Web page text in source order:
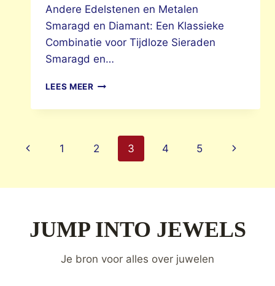
Andere Edelstenen en Metalen
Smaragd en Diamant: Een Klassieke
Combinatie voor Tijdloze Sieraden
Smaragd en…
LEES MEERSMARAGD
Page
Previous
1 2 3 4 5
Next
JUMP INTO JEWELS
Je bron voor alles over juwelen